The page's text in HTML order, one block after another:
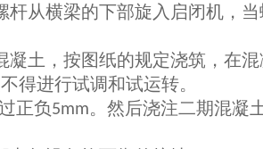
从横梁的下部旋入启闭机，当
土，按图纸的规定浇筑，在
得进行试调和试运转。
正负5mm。然后浇注二期混凝